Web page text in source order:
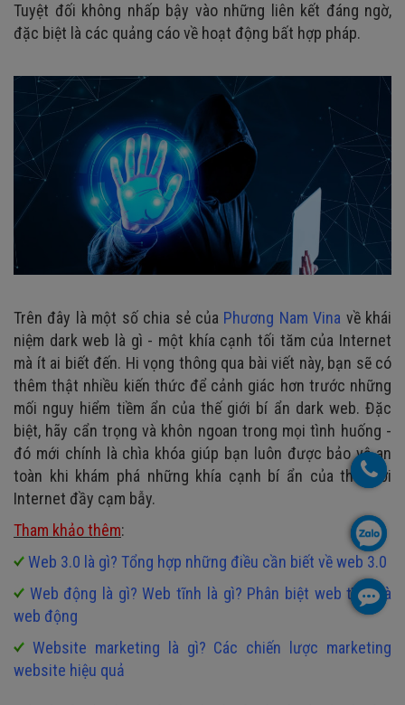
Tuyệt đối không nhấp bậy vào những liên kết đáng ngờ,
đặc biệt là các quảng cáo về hoạt động bất hợp pháp.
Trên đây là một số chia sẻ của Phương Nam Vina về khái
niệm dark web là gì - một khía cạnh tối tăm của Internet
mà ít ai biết đến. Hi vọng thông qua bài viết này, bạn sẽ có
thêm thật nhiều kiến thức để cảnh giác hơn trước những
mối nguy hiểm tiềm ẩn của thế giới bí ẩn dark web. Đặc
biệt, hãy cẩn trọng và khôn ngoan trong mọi tình huống -
đó mới chính là chìa khóa giúp bạn luôn được bảo vệ an
toàn khi khám phá những khía cạnh bí ẩn của thế giới
Internet đầy cạm bẫy.
Tham khảo thêm:
Web 3.0 là gì? Tổng hợp những điều cần biết về web 3.0
Web động là gì? Web tĩnh là gì? Phân biệt web tĩnh và
web động
Website marketing là gì? Các chiến lược marketing
website hiệu quả